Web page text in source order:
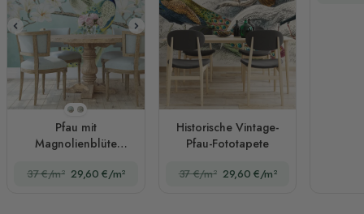
Stil 1
Stil 2
Pfau mit
Magnolienblüte
37 €/m² 29,60 €/m²
Historische Vintage-
Pfau-Fototapete
37 €/m² 29,60 €/m²